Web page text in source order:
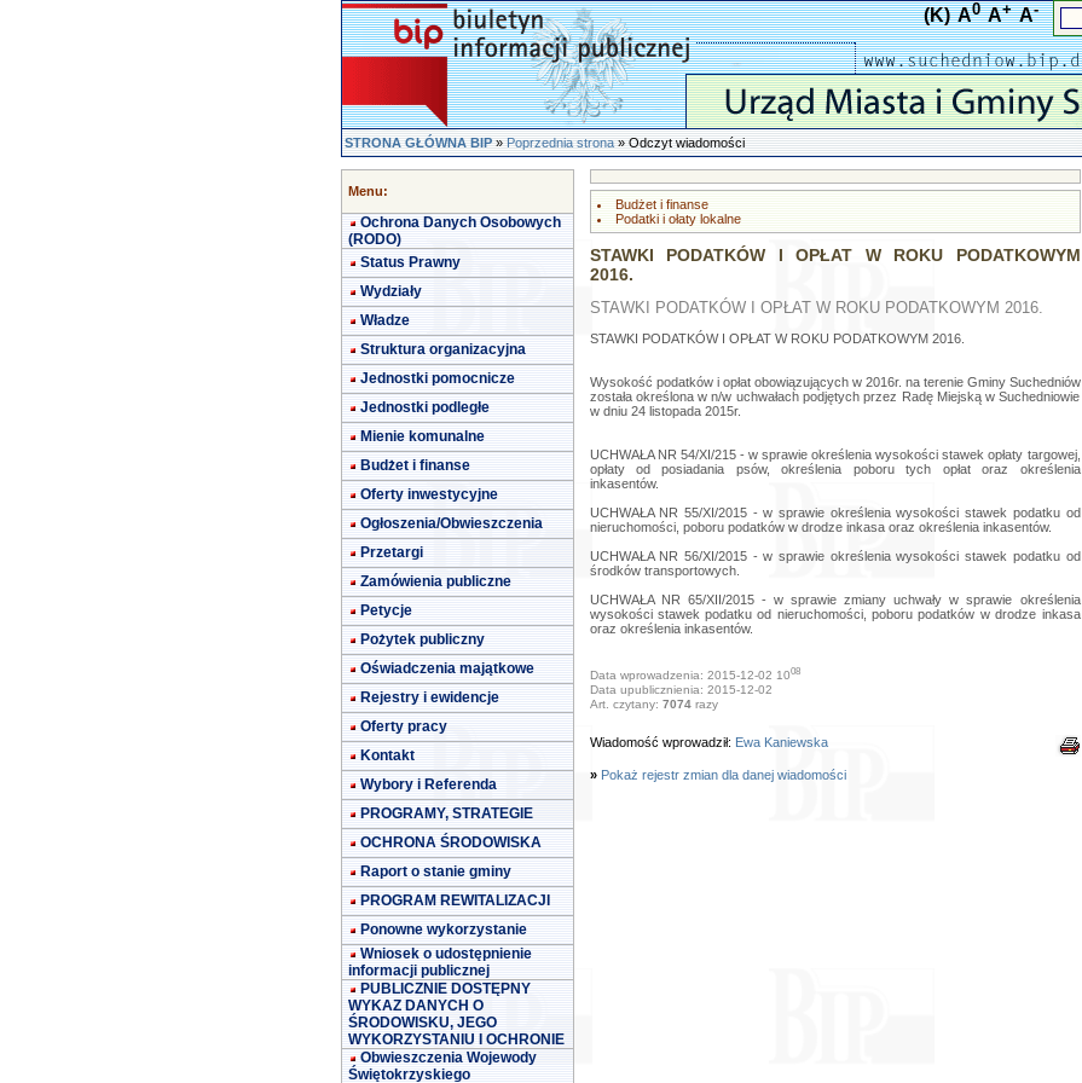
(K) A0 A+ A-
STRONA GŁÓWNA BIP»Poprzednia strona» Odczyt wiadomości
Menu:
Ochrona Danych Osobowych
(RODO)
Status Prawny
Wydziały
Władze
Struktura organizacyjna
Jednostki pomocnicze
Jednostki podległe
Mienie komunalne
Budżet i finanse
Oferty inwestycyjne
Ogłoszenia/Obwieszczenia
Przetargi
Zamówienia publiczne
Petycje
Pożytek publiczny
Oświadczenia majątkowe
Rejestry i ewidencje
Oferty pracy
Kontakt
Wybory i Referenda
PROGRAMY, STRATEGIE
OCHRONA ŚRODOWISKA
Raport o stanie gminy
PROGRAM REWITALIZACJI
Ponowne wykorzystanie
Wniosek o udostępnienie
informacji publicznej
PUBLICZNIE DOSTĘPNY
WYKAZ DANYCH O
ŚRODOWISKU, JEGO
WYKORZYSTANIU I OCHRONIE
Obwieszczenia Wojewody
Świętokrzyskiego
Budżet i finanse
Podatki i ołaty lokalne
STAWKI PODATKÓW I OPŁAT W ROKU PODATKOWYM
2016.
STAWKI PODATKÓW I OPŁAT W ROKU PODATKOWYM 2016.
STAWKI PODATKÓW I OPŁAT W ROKU PODATKOWYM 2016.
Wysokość podatków i opłat obowiązujących w 2016r. na terenie Gminy Suchedniów
została określona w n/w uchwałach podjętych przez Radę Miejską w Suchedniowie
w dniu 24 listopada 2015r.
UCHWAŁA NR 54/XI/215 - w sprawie określenia wysokości stawek opłaty targowej,
opłaty od posiadania psów, określenia poboru tych opłat oraz określenia
inkasentów.
UCHWAŁA NR 55/XI/2015 - w sprawie określenia wysokości stawek podatku od
nieruchomości, poboru podatków w drodze inkasa oraz określenia inkasentów.
UCHWAŁA NR 56/XI/2015 - w sprawie określenia wysokości stawek podatku od
środków transportowych.
UCHWAŁA NR 65/XII/2015 - w sprawie zmiany uchwały w sprawie określenia
wysokości stawek podatku od nieruchomości, poboru podatków w drodze inkasa
oraz określenia inkasentów.
Data wprowadzenia: 2015-12-02 1008
Data upublicznienia: 2015-12-02
Art. czytany: 7074razy
Wiadomość wprowadził: Ewa Kaniewska
» Pokaż rejestr zmian dla danej wiadomości